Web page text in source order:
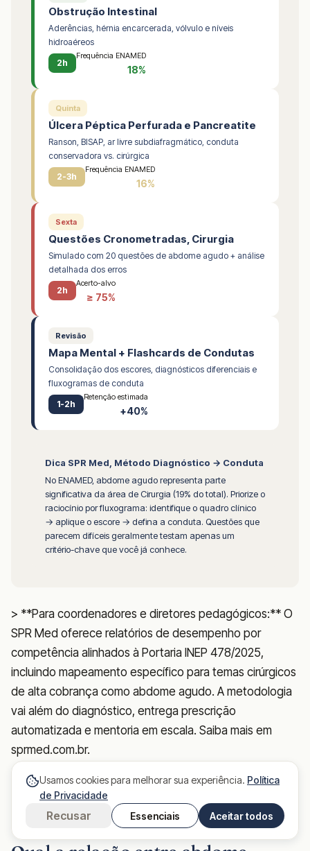
Obstrução Intestinal
Aderências, hérnia encarcerada, vólvulo e níveis
hidroaéreos
2h
Frequência ENAMED
18%
Quinta
Úlcera Péptica Perfurada e Pancreatite
Ranson, BISAP, ar livre subdiafragmático, conduta
conservadora vs. cirúrgica
2-3h
Frequência ENAMED
16%
Sexta
Questões Cronometradas, Cirurgia
Simulado com 20 questões de abdome agudo + análise
detalhada dos erros
2h
Acerto-alvo
≥ 75%
Revisão
Mapa Mental + Flashcards de Condutas
Consolidação dos escores, diagnósticos diferenciais e
fluxogramas de conduta
1-2h
Retenção estimada
+40%
Dica SPR Med, Método Diagnóstico → Conduta
No ENAMED, abdome agudo representa parte
significativa da área de Cirurgia (19% do total). Priorize o
raciocínio por fluxograma: identifique o quadro clínico
→ aplique o escore → defina a conduta. Questões que
parecem difíceis geralmente testam apenas um
critério-chave que você já conhece.
> **Para coordenadores e diretores pedagógicos:** O
SPR Med oferece relatórios de desempenho por
competência alinhados à Portaria INEP 478/2025,
incluindo mapeamento específico para temas cirúrgicos
de alta cobrança como abdome agudo. A metodologia
vai além do diagnóstico, entrega prescrição
automatizada e mentoria em escala. Saiba mais em
sprmed.com.br.
Usamos cookies para melhorar sua experiência. Política
de Privacidade
Recusar Essenciais Aceitar todos